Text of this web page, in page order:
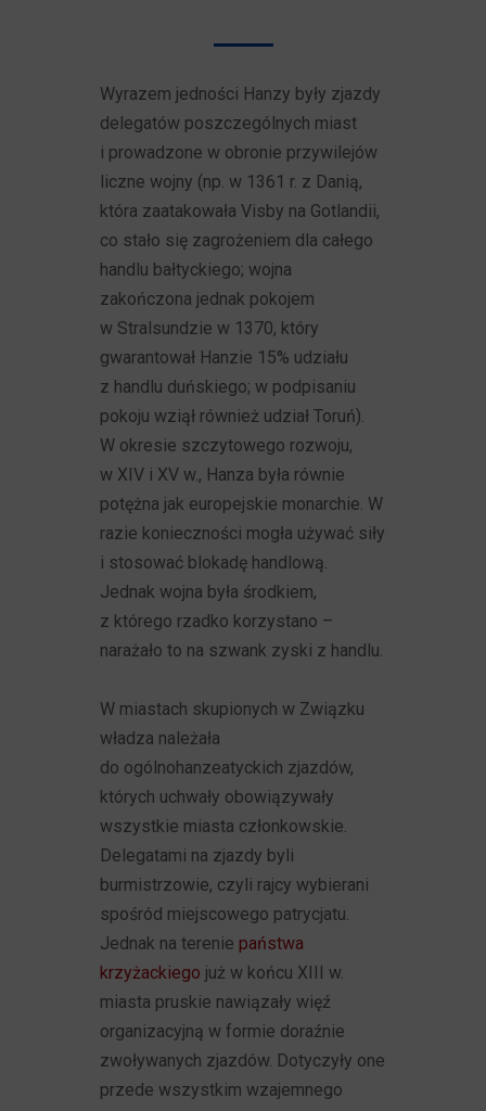
Wyrazem jedności Hanzy były zjazdy
delegatów poszczególnych miast
i prowadzone w obronie przywilejów
liczne wojny (np. w 1361 r. z Danią,
która zaatakowała Visby na Gotlandii,
co stało się zagrożeniem dla całego
handlu bałtyckiego; wojna
zakończona jednak pokojem
w Stralsundzie w 1370, który
gwarantował Hanzie 15% udziału
z handlu duńskiego; w podpisaniu
pokoju wziął również udział Toruń).
W okresie szczytowego rozwoju,
w XIV i XV w., Hanza była równie
potężna jak europejskie monarchie. W
razie konieczności mogła używać siły
i stosować blokadę handlową.
Jednak wojna była środkiem,
z którego rzadko korzystano –
narażało to na szwank zyski z handlu.
W miastach skupionych w Związku
władza należała
do ogólnohanzeatyckich zjazdów,
których uchwały obowiązywały
wszystkie miasta członkowskie.
Delegatami na zjazdy byli
burmistrzowie, czyli rajcy wybierani
spośród miejscowego patrycjatu.
Jednak na terenie państwa
krzyżackiego już w końcu XIII w.
miasta pruskie nawiązały więź
organizacyjną w formie doraźnie
zwoływanych zjazdów. Dotyczyły one
przede wszystkim wzajemnego